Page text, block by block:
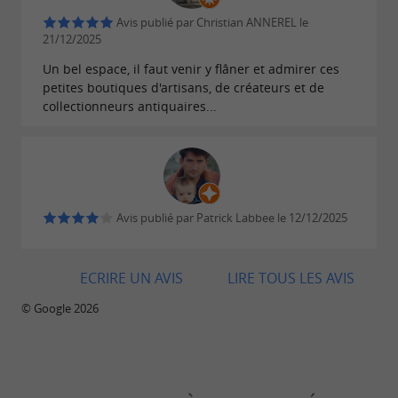
Installez-vous sur la petite terrasse pour boire
un café : vous trouverez toujours quelqu’un
pouréchanger, discuteret vous accompagner
dans la découverte de cet espace
La Cour
, un espace insolite animé toute
Restez aux aguets :4 à 5 événements par an
sont organisés selon les thèmes et les saisons.
Avis publié par Christian ANNEREL le
21/12/2025
Un bel espace, il faut venir y flâner et admirer ces
petites boutiques d'artisans, de créateurs et de
collectionneurs antiquaires...
Avis publié par Patrick Labbee le 12/12/2025
LIRE TOUS LES AVIS
ECRIRE UN AVIS
© Google 2026